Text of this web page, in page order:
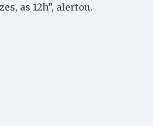
as 12h”, alertou.